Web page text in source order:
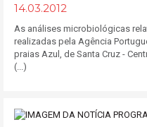
14.03.2012
As análises microbiológicas
realizadas pela Agência
praias Azul, de Santa Cruz -
(...)